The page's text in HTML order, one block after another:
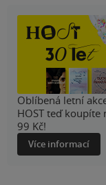
Oblíbená letní
HOST teď koupíte
99 Kč!
Více informací